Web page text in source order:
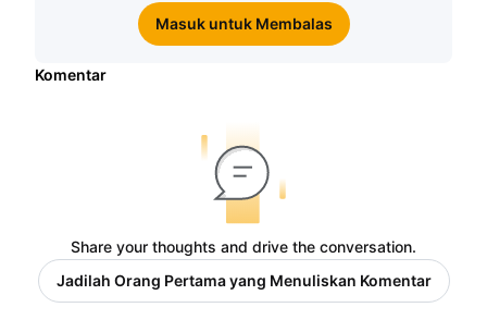
Masuk untuk Membalas
Komentar
Share your thoughts and drive the conversation.
Jadilah Orang Pertama yang Menuliskan Komentar